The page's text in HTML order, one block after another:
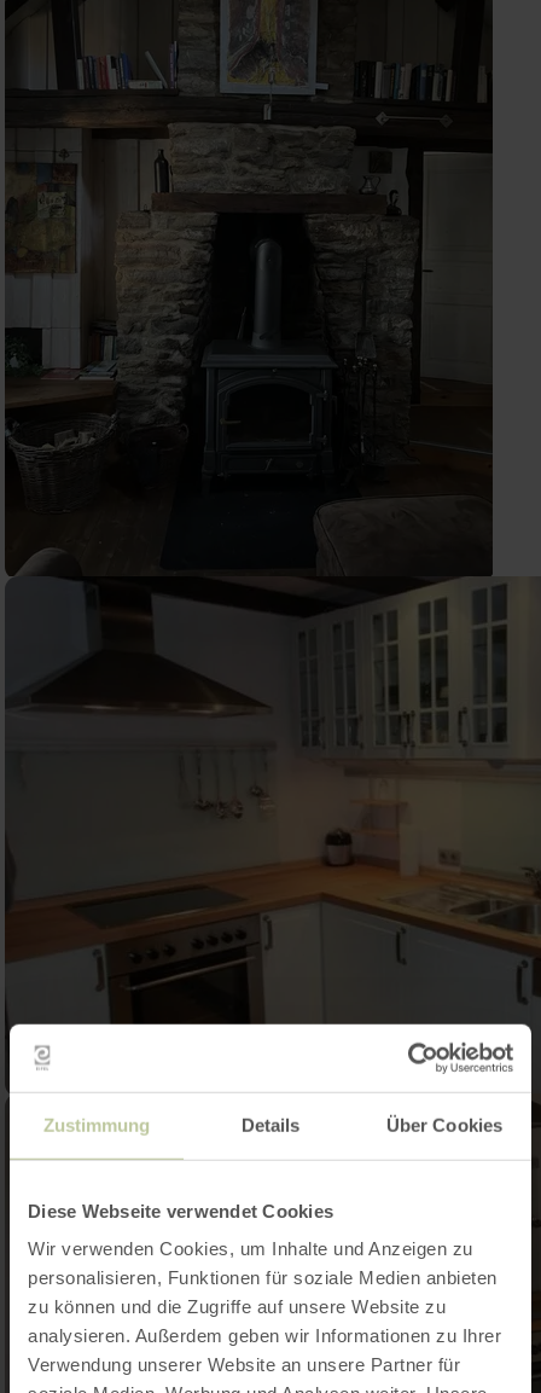
Zustimmung Details Über Cookies
Diese Webseite verwendet Cookies
Wir verwenden Cookies, um Inhalte und Anzeigen zu
personalisieren, Funktionen für soziale Medien anbieten
zu können und die Zugriffe auf unsere Website zu
analysieren. Außerdem geben wir Informationen zu Ihrer
Verwendung unserer Website an unsere Partner für